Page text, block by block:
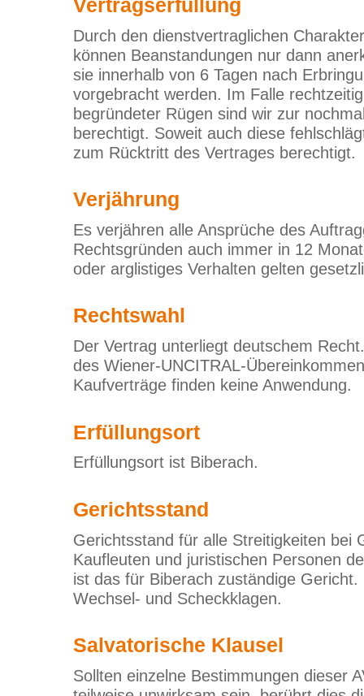
Vertragserfüllung
Durch den dienstvertraglichen
können Beanstandungen nur dann
sie innerhalb von 6 Tagen nach
vorgebracht werden. Im Falle
begründeter Rügen sind wir zur
berechtigt. Soweit auch diese
zum Rücktritt des Vertrages berechtigt.
Verjährung
Es verjähren alle Ansprüche des
Rechtsgründen auch immer in 12
oder arglistiges Verhalten gelten
Rechtswahl
Der Vertrag unterliegt deutschem
des Wiener-UNCITRAL-
Kaufverträge finden keine Anwendung.
Erfüllungsort
Erfüllungsort ist Biberach.
Gerichtsstand
Gerichtsstand für alle Streitigkeiten bei
Kaufleuten und juristischen Personen
ist das für Biberach zuständige Gericht.
Wechsel- und Scheckklagen.
Salvatorische Klausel
Sollten einzelne Bestimmungen dieser